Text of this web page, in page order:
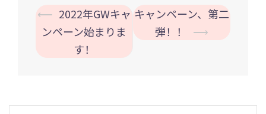
投
稿
ー
⟵ 2022年GWキャ
ンペーン始まりま
す！
キャンペーン、第二
弾！！
⟶